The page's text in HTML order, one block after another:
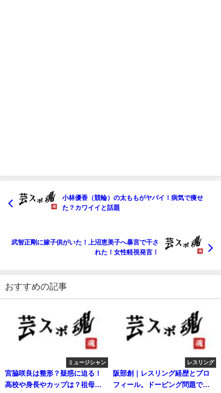
小林優香（競輪）の太ももがヤバイ！病気で痩せ
た？カワイイと話題
武智正剛に嫁子供がいた！上沼恵美子へ暴言で干さ
れた！女性軽視発言！
おすすめの記事
ミュージシャン
宮脇咲良は整形？疑惑に迫る！
高校や身長やカップは？祖母年
レスリング
阪部創｜レスリング経歴とプロ
フィール。ドーピング問題で製